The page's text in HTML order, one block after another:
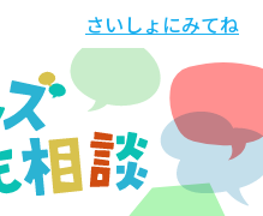
さいしょにみてね